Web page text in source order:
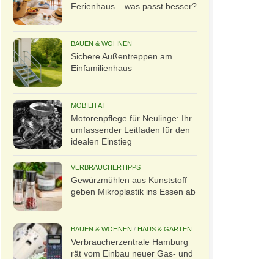
Ferienhaus – was passt besser?
BAUEN & WOHNEN
Sichere Außentreppen am
Einfamilienhaus
MOBILITÄT
Motorenpflege für Neulinge: Ihr
umfassender Leitfaden für den
idealen Einstieg
VERBRAUCHERTIPPS
Gewürzmühlen aus Kunststoff
geben Mikroplastik ins Essen ab
BAUEN & WOHNEN / HAUS & GARTEN
Verbraucherzentrale Hamburg
rät vom Einbau neuer Gas- und